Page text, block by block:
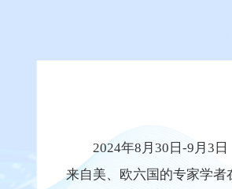
2024年8月30日-9月3
来自美、欧六国的专家学